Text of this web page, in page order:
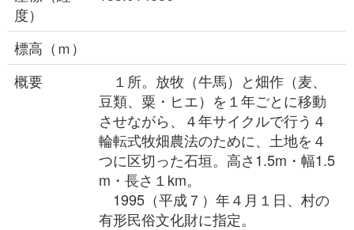
度）
標高（ｍ）
概要
１所。放牧（牛馬）と畑作（麦、
豆類、粟・ヒエ）を１年ごとに移動
させながら、４年サイクルで行う４
輪転式牧畑農法のために、土地を４
つに区切った石垣。高さ1.5m・幅1.5
m・長さ１km。
1995（平成７）年４月１日、村の
有形民俗文化財に指定。